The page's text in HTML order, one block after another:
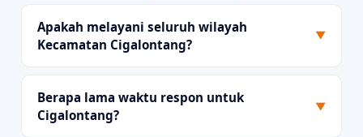
Apakah melayani seluruh wilayah
Kecamatan Cigalontang?
▼
Berapa lama waktu respon untuk
Cigalontang?
▼